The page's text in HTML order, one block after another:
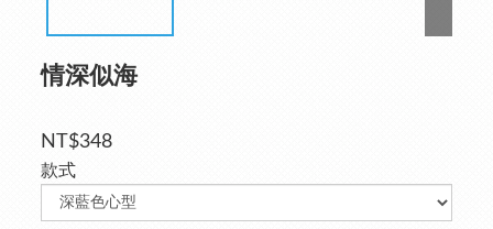
情深似海
NT$348
款式